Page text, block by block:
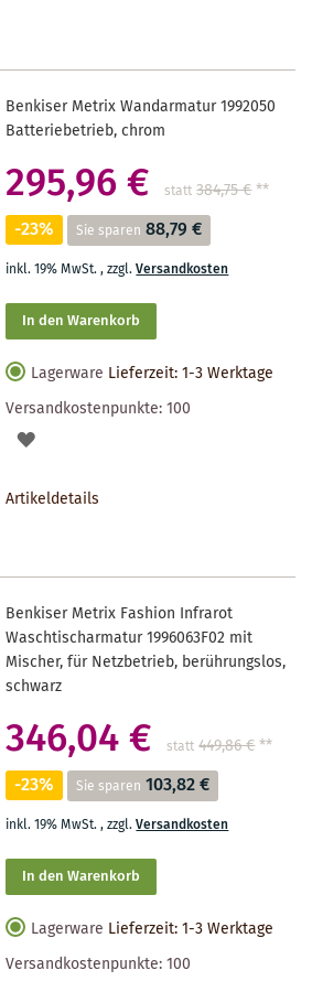
Benkiser Metrix Wandarmatur 1992050
Batteriebetrieb, chrom
295,96 € statt 384,75 €**
-23% Sie sparen 88,79 €
inkl. 19% MwSt.,zzgl.Versandkosten
In den Warenkorb
Lagerware Lieferzeit: 1-3 Werktage
Versandkostenpunkte:100
AUF
Artikeldetails
Benkiser Metrix Fashion Infrarot
Waschtischarmatur 1996063F02 mit
Mischer, für Netzbetrieb, berührungslos,
schwarz
346,04 € statt 449,86 €**
-23% Sie sparen 103,82 €
inkl. 19% MwSt.,zzgl.Versandkosten
In den Warenkorb
Lagerware Lieferzeit: 1-3 Werktage
Versandkostenpunkte:100